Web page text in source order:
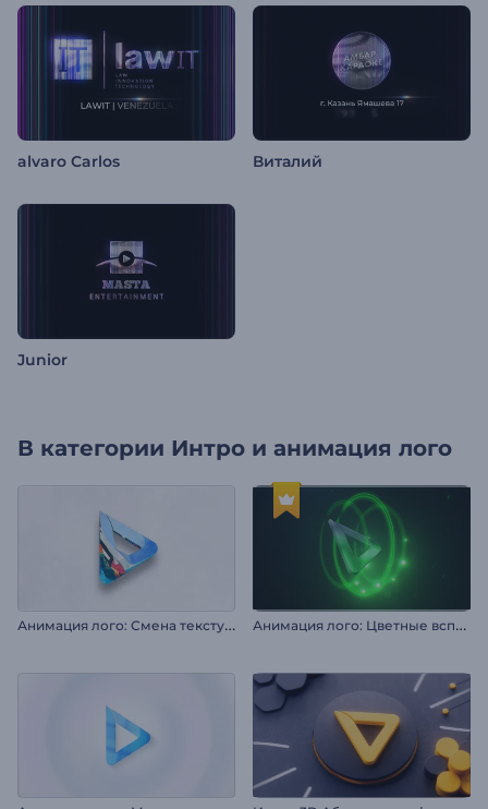
alvaro Carlos Виталий
Junior
В категории Интро и анимация лого
А
нимация лого: Смена текстуры в 3D А
нимация лого: Цветные вспышки